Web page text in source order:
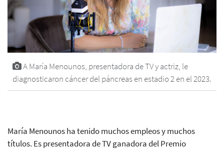
A María Menounos, presentadora de TV y actriz, le
diagnosticaron cáncer del páncreas en estadio 2 en el 2023.
María Menounos ha tenido muchos empleos y muchos
títulos. Es presentadora de TV ganadora del Premio